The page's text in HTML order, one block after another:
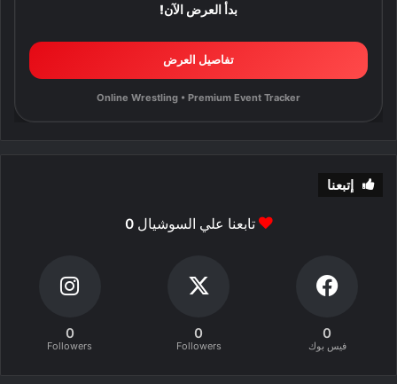
بدأ العرض الآن!
تفاصيل العرض
Online Wrestling • Premium Event Tracker
إتبعنا
تابعنا علي السوشيال0
0
فيس بوك
0
Followers
0
Followers